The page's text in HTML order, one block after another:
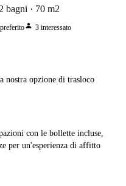
2 bagni 70 m2
person 3 interessato
nostra opzione di trasloco
con le bollette incluse,
per un'esperienza di affitto